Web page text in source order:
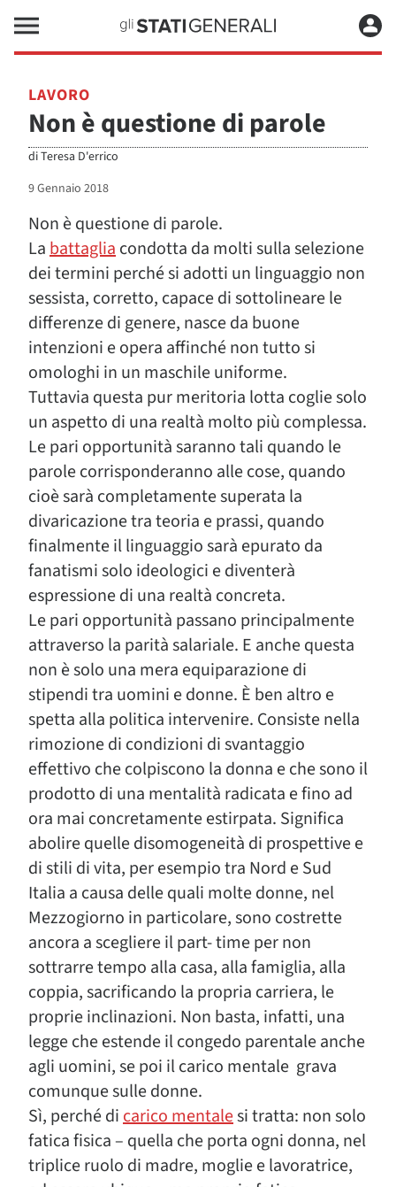
LAVORO
Non è questione di parole
diTeresa D'errico
9 Gennaio 2018
Non è questione di parole.
Labattagliacondotta da molti sulla selezione
dei termini perché si adotti un linguaggio non
sessista, corretto, capace di sottolineare le
differenze di genere, nasce da buone
intenzioni e opera affinché non tutto si
omologhi in un maschile uniforme.
Tuttavia questa pur meritoria lotta coglie solo
un aspetto di una realtà molto più complessa.
Le pari opportunità saranno tali quando le
parole corrisponderanno alle cose, quando
cioè sarà completamente superata la
divaricazione tra teoria e prassi, quando
finalmente il linguaggio sarà epurato da
fanatismi solo ideologici e diventerà
espressione di una realtà concreta.
Le pari opportunità passano principalmente
attraverso la parità salariale. E anche questa
non è solo una mera equiparazione di
stipendi tra uomini e donne. È ben altro e
spetta alla politica intervenire. Consiste nella
rimozione di condizioni di svantaggio
effettivo che colpiscono la donna e che sono il
prodotto di una mentalità radicata e fino ad
ora mai concretamente estirpata. Significa
abolire quelle disomogeneità di prospettive e
di stili di vita, per esempio tra Nord e Sud
Italia a causa delle quali molte donne, nel
Mezzogiorno in particolare, sono costrette
ancora a scegliere il part- time per non
sottrarre tempo alla casa, alla famiglia, alla
coppia, sacrificando la propria carriera, le
proprie inclinazioni. Non basta, infatti, una
legge che estende il congedo parentale anche
agli uomini, se poi il carico mentale grava
comunque sulle donne.
Sì, perché dicarico mentalesi tratta: non solo
fatica fisica – quella che porta ogni donna, nel
triplice ruolo di madre, moglie e lavoratrice,